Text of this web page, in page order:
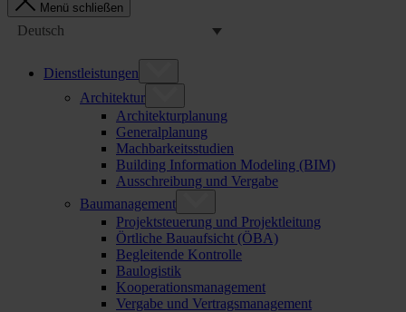
Menü schließen
Deutsch
Dienstleistungen
Architektur
Architekturplanung
Generalplanung
Machbarkeitsstudien
Building Information Modeling (BIM)
Ausschreibung und Vergabe
Baumanagement
Projektsteuerung und Projektleitung
Örtliche Bauaufsicht (ÖBA)
Begleitende Kontrolle
Baulogistik
Kooperationsmanagement
Vergabe und Vertragsmanagement